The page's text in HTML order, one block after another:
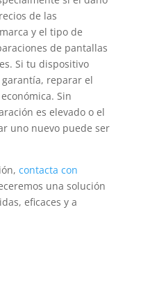
de las
y el tipo de
de pantallas
Si tu dispositivo
reparar el
Sin
es elevado o el
uno nuevo puede ser
contacta con
una solución
eficaces y a